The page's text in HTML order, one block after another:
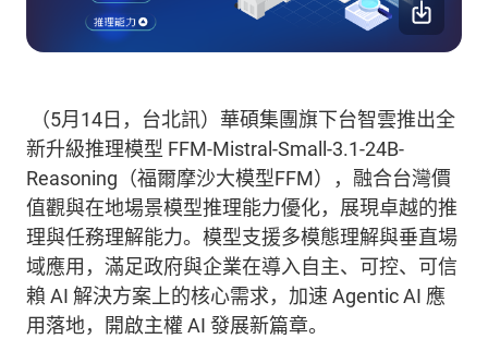
（5月 14日，台北訊）華碩集團旗下台智雲推出全
新升級推理模型 FFM-Mistral-Small-3.1-24B-
Reasoning （福爾摩沙大模型FFM），融合台灣價
值觀與在地場景模型推理能力優化，展現卓越的推
理與任務理解能力。模型支援多模態理解與垂直場
域應用，滿足政府與企業在導入自主、可控、可信
賴 AI 解決方案上的核心需求，加速 Agentic AI 應
用落地，開啟主權AI 發展新篇章。